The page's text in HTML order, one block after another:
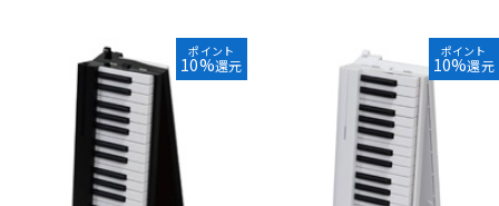
配信/ライブ機器 楽器アクセサリ
中古 ヴィンテージ
ポイント
10%還元
ポイント
10%還元